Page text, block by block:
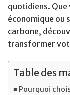
quotidiens. Que
économique ou
carbone,
transformer
Table des
Pourquoi